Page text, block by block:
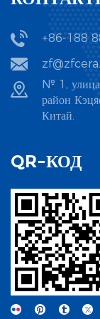
Такие заводы-
Ceramics
решения по
нитрида кремния и
керамических
будь то
Каковы
керамических
Формовка и
размеров и
этом выбор
Экструзионное
стандартного
керамические
+86-188
№ 1,
район
Китай.
QR-КОД